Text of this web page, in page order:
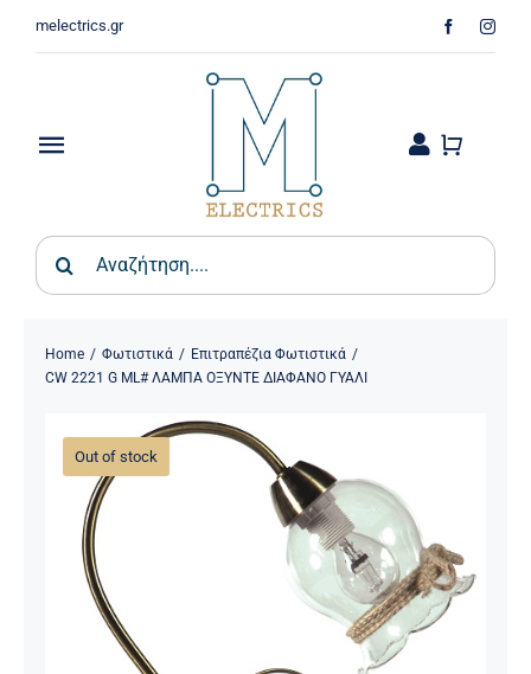
melectrics.gr
Search
for:
Toggle
Σπίτι – Κήπος
Φωτιστικά
Οικιακός Εξοπλισμός
Ψύξη & Θέρμανση
Ηλεκτρολογικός Εξοπλισμός
Προσωπική Φροντίδα
Home Φωτιστικά
Επιτραπέζια Φωτιστικά
CW 2221 G ML# ΛΑΜΠΑ ΟΞΥΝΤΕ ΔΙΑΦΑΝΟ ΓΥΑΛΙ
Out of stock